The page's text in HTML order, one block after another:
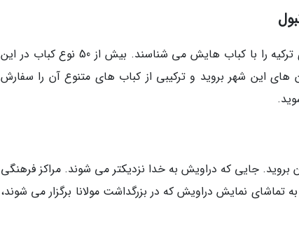
در میان غذاهای ترکی کباب حرف دیگری می زند و آشپزی ترکیه را با کباب هایش می شناسند. بیش از 50 نوع کباب در این
های این شهر بروید و ترکیبی از کباب های متنوع آن را سفارش
جایی که دراویش به خدا نزدیکتر می شوند. مراکز فرهنگی
تماشای نمایش دراویش که در بزرگداشت مولانا برگزار می شوند،